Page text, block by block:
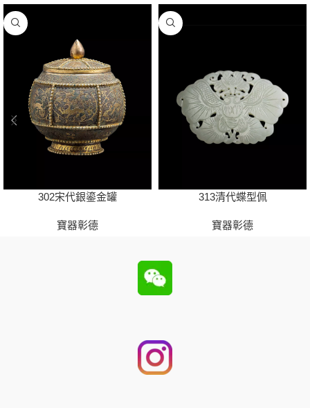
302宋代銀鎏金罐
寶器彰德
313清代蝶型佩
寶器彰德